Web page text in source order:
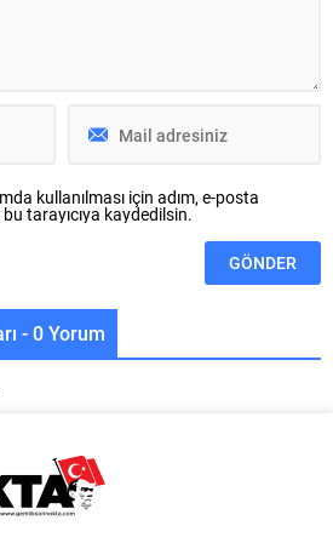
kullanılması için adım, e-posta
tarayıcıya kaydedilsin.
- 0 Yorum